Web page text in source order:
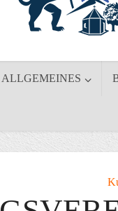
ALLGEMEINES